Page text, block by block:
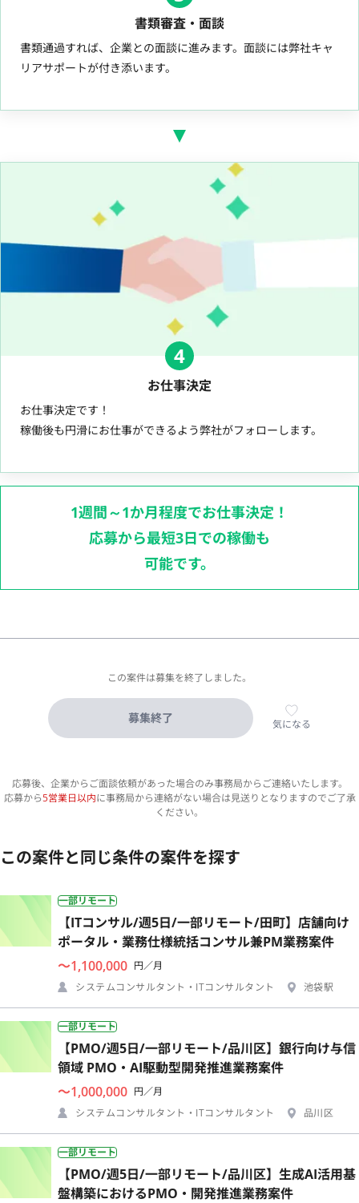
書類審査・面談
書類通過すれば、企業との面談に進みます。面談には弊社キャ
リアサポートが付き添います。
4
お仕事決定
お仕事決定です！
稼働後も円滑にお仕事ができるよう弊社がフォローします。
1週間～1か月程度でお仕事決定！
応募から最短3日での稼働も
可能です。
この案件は募集を終了しました。
募集終了 気になる
応募後、企業からご面談依頼があった場合のみ事務局からご連絡いたします。
応募から5営業日以内に事務局から連絡がない場合は見送りとなりますのでご了承
ください。
この案件と同じ条件の案件を探す
一部リモート
【ITコンサル/週5日/一部リモート/田町】店舗向け
ポータル・業務仕様統括コンサル兼PM業務案件
〜1,100,000 円／月
システムコンサルタント・ITコンサルタント
池袋駅
一部リモート
【PMO/週5日/一部リモート/品川区】銀行向け与信
領域 PMO・AI駆動型開発推進業務案件
〜1,000,000 円／月
システムコンサルタント・ITコンサルタント
品川区
一部リモート
【PMO/週5日/一部リモート/品川区】生成AI活用基
盤構築におけるPMO・開発推進業務案件